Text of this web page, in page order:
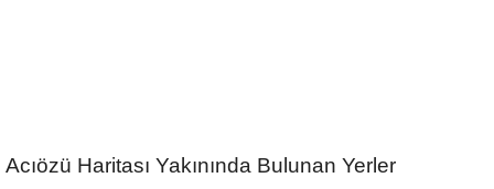
Acıözü Haritası Yakınında Bulunan Yerler